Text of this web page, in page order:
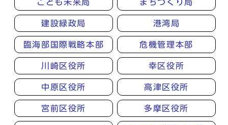
こども未来局 まちづくり局
建設緑政局 港湾局
臨海部国際戦略本部 危機管理本部
川崎区役所 幸区役所
中原区役所 高津区役所
宮前区役所 多摩区役所